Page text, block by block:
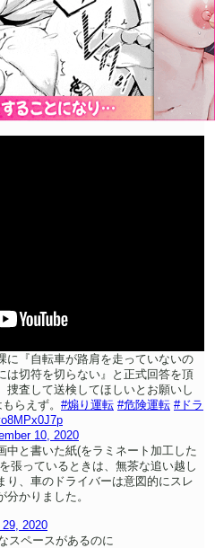
に『自転車が路肩を走っていないの
は切符を切らない』と正式回答を頂
捜査して送検してほしいとお願いし
らえず。 #煽り運転 #危険運転 #ドラ
10, 2020
中と書いた紙(をラミネート加工した
張っているときは、無茶な追い越し
り、車のドライバーは意図的にスレ
かりました。
2020
スペースがあるのに